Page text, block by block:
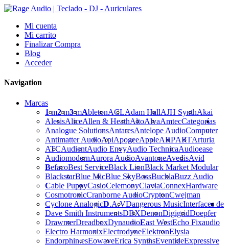
Mi cuenta
Mi carrito
Finalizar Compra
Blog
Acceder
Navigation
Marcas
1m2m3mAbletonACLAdam HallAJH SynthAkai
AlesisAliceAllen & HeathAltoAlvaAmtec
Analogue SolutionsAntaresAntelope Audio
Antimatter AudioApiApogeeAppleARPARTArturia
ATCAudientAudio EnvyAudio TechnicaAudioease
AudiomodernAurora AudioAvantoneAvedisAvid
BefacoBest ServiceBlack LionBlack Market Modular
BlackstarBlue MicBlue SkyBossBuchlaBuzz Audio
Cable PuppyCasioCelemonyClaviaConnex
CosmotronicCranborne AudioCryptonCwejman
Cyclone AnalogicD.A.VDangerous Music
Dave Smith InstrumentsDBXDenonDigigridDoepfer
DrawmerDreadboxDynaudioEast WestEcho Fix
Electro HarmonixElectrodyneElektronElysia
Endorphin.esEowaveErica SynthsEventideExpressive
Categorías
Computer
Hardware
Interfaces de
audio